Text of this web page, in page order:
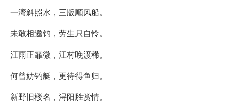
一湾斜照水，三版顺风船。
未敢相邀钓，劳生只自怜。
江雨正霏微，江村晚渡稀。
何曾妨钓艇，更待得鱼归。
新野旧楼名，浔阳胜赏情。